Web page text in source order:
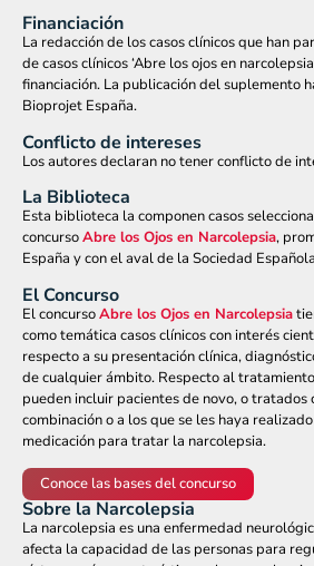
Financiación
La redacción de los casos clínicos que han
de casos clínicos ‘Abre los ojos en
financiación. La publicación del suplemento
Bioprojet España.
Conflicto de intereses
Los autores declaran no tener conflicto de
La Biblioteca
Esta biblioteca la componen casos
concursoAbre los Ojos en Narcolepsia,
España y con el aval de la Sociedad
El Concurso
El concursoAbre los Ojos en Narcolepsia
como temática casos clínicos con interés
respecto a su presentación clínica,
de cualquier ámbito. Respecto al
pueden incluir pacientes de novo, o tratados
combinación o a los que se les haya
medicación para tratar la narcolepsia.
Conoce las bases del concurso
Sobre la Narcolepsia
La narcolepsia es una enfermedad
afecta la capacidad de las personas para